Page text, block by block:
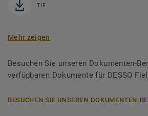
TIF
Mehr zeigen
Besuchen Sie unseren Dokumenten-
verfügbaren Dokumente für DESSO
BESUCHEN SIE UNSEREN DOKUMENTEN-